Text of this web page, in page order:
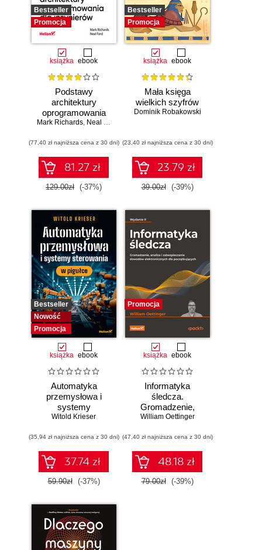
Bestseller
Promocja
książka ebook
Podstawy
architektury
oprogramowania
dla inżynierów.
Mark Richards, Neal Ford
(77,40 zł najniższa cena z 30 dni)
81.27 zł
129.00zł (-37%)
Bestseller
Promocja
książka ebook
Mała księga
wielkich szyfrów
Dominik Robakowski
(23,40 zł najniższa cena z 30 dni)
23.79 zł
39.00zł (-39%)
Bestseller
Nowość
Promocja
książka ebook
Automatyka
przemysłowa i
systemy
sterowania w
Witold Krieser
(35,94 zł najniższa cena z 30 dni)
37.74 zł
59.90zł (-37%)
Promocja
książka ebook
Informatyka
śledcza.
Gromadzenie,
analiza i
dowodów
elektronicznych dla
początkujących.
Wydanie II
William Oettinger
(47,40 zł najniższa cena z 30 dni)
48.18 zł
79.00zł (-39%)